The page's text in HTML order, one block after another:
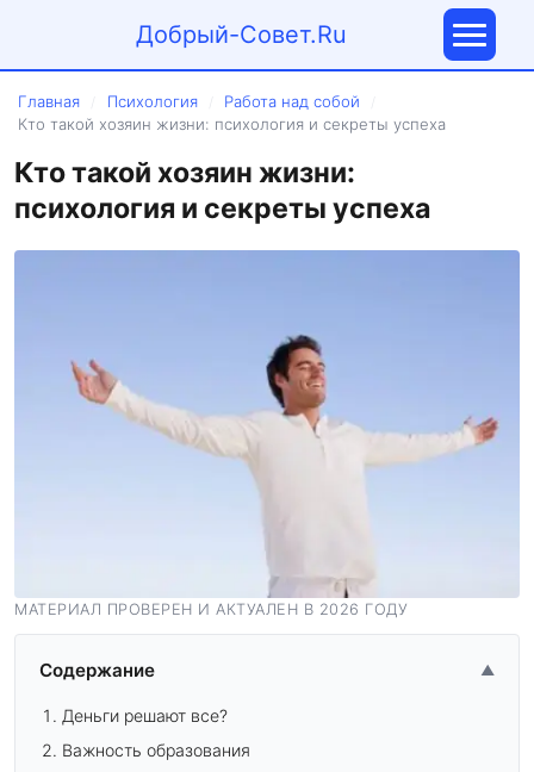
Добрый-Совет.Ru
Главная Психология Работа над собой
Кто такой хозяин жизни: психология и секреты успеха
Кто такой хозяин жизни:
психология и секреты успеха
МАТЕРИАЛ ПРОВЕРЕН И АКТУАЛЕН В 2026 ГОДУ
Содержание ▲
Деньги решают все?
Важность образования